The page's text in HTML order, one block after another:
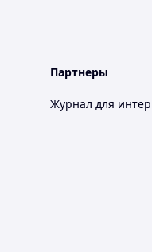
Партнеры
Журнал для